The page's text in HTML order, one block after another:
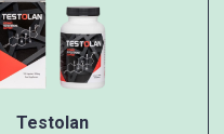
Testolan